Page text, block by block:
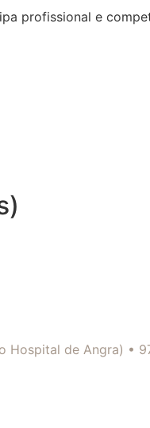
profissional e
Hospital de Angra) •